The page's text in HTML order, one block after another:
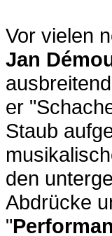
Vor vielen
Jan
er
Staub
den
Abdrücke
"